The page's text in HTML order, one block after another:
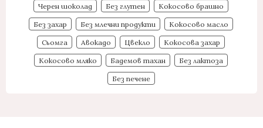
Черен шоколад Без глутен Кокосово брашно
Без захар Без млечни продукти Кокосово масло
Сьомга Авокадо Цвекло Кокосова захар
Кокосово мляко Бадемов тахан Без лактоза
Без печене